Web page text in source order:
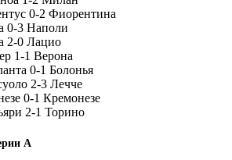
0-2 Фиорентина
0-3 Наполи
2-0 Лацио
1-1 Верона
0-1 Болонья
2-3 Лечче
0-1 Кремонезе
2-1 Торино
А